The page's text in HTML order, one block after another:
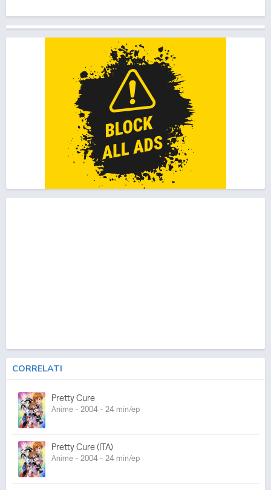
CORRELATI
Pretty Cure
Anime - 2004 - 24 min/ep
Pretty Cure (ITA)
Anime - 2004 - 24 min/ep